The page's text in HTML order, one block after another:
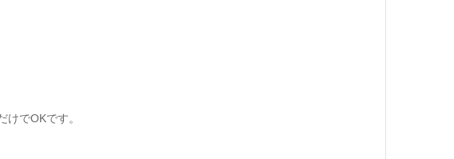
でOKです。